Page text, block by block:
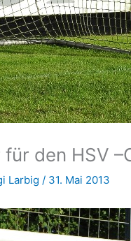
den HSV
Larbig/ 31. Mai 2013